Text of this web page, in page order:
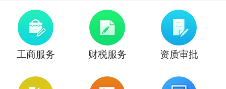
工商服务 财税服务 资质审批